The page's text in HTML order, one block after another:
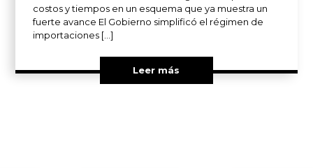
costos y tiempos en un esquema que ya muestra un
fuerte avance El Gobierno simplificó el régimen de
importaciones […]
Leer más